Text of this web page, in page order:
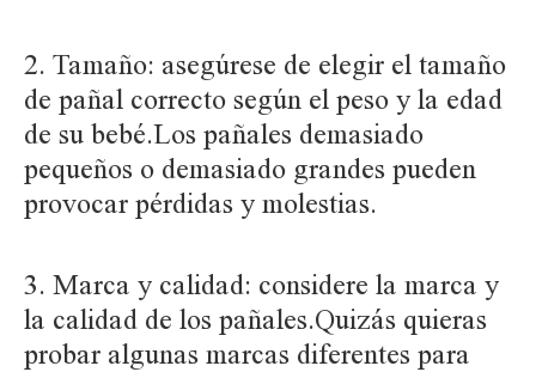
2. Tamaño: asegúrese de elegir el tamaño
de pañal correcto según el peso y la edad
de su bebé.Los pañales demasiado
pequeños o demasiado grandes pueden
provocar pérdidas y molestias.
3. Marca y calidad: considere la marca y
la calidad de los pañales.Quizás quieras
probar algunas marcas diferentes para